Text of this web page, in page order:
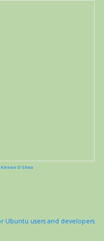
Kieran O'Shea